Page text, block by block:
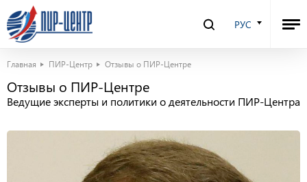
РУС
Главная ПИР-Центр Отзывы о ПИР-Центре
Отзывы о ПИР-Центре
Ведущие эксперты и политики о деятельности ПИР-Центра